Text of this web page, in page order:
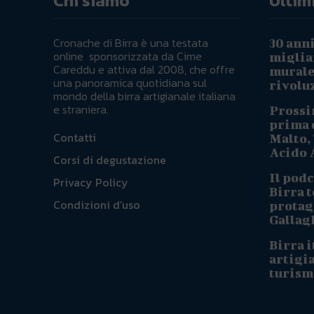
Cronache di Birra è una testata
online sponsorizzata da Cime
Careddu e attiva dal 2008, che offre
una panoramica quotidiana sul
mondo della birra artigianale italiana
e straniera.
Contatti
Corsi di degustazione
Privacy Policy
Condizioni d’uso
30
prima
Acido
Il
Birra
Birra